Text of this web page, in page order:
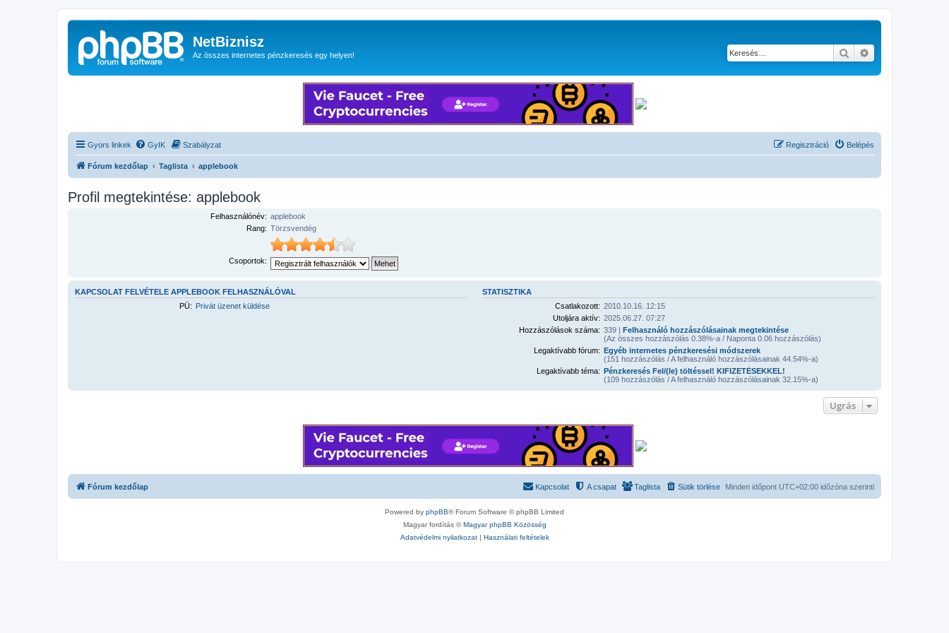
NetBiznisz
Az összes internetes pénzkeresés egy helyen! Keresés
Gyors linkek GyIK Szabályzat Belépés
Regisztráció
Fórum kezdőlap Taglista applebook
Profil megtekintése: applebook
Felhasználónév: applebook
Rang: Törzsvendég
Csoportok:
KAPCSOLAT FELVÉTELE APPLEBOOK FELHASZNÁLÓVAL
PÜ: Privát üzenet küldése
STATISZTIKA
Csatlakozott: 2010.10.16. 12:15
Utoljára aktív: 2025.06.27. 07:27
Hozzászólások száma: 339 | Felhasználó hozzászólásainak megtekintése
(Az összes hozzászólás 0.38%-a / Naponta 0.06 hozzászólás)
Legaktívabb fórum: Egyéb internetes pénzkeresési módszerek
(151 hozzászólás / A felhasználó hozzászólásainak 44.54%-a)
Legaktívabb téma: Pénzkeresés Fel/(le) töltéssel! KIFIZETÉSEKKEL!
(109 hozzászólás / A felhasználó hozzászólásainak 32.15%-a)
Ugrás
Fórum kezdőlap Minden időpont UTC+02:00 időzóna szerinti
Sütik törlése
Taglista
A csapat
Kapcsolat
Powered by phpBB® Forum Software © phpBB Limited
Magyar fordítás ©Magyar phpBB Közösség
Adatvédelmi nyilatkozat| Használati feltételek